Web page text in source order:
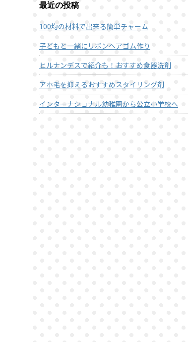
最近の投稿
100均の材料で出来る簡単チャーム
子どもと一緒にリボンヘアゴム作り
ヒルナンデスで紹介も！おすすめ食器洗剤
アホ毛を抑えるおすすめスタイリング剤
インターナショナル幼稚園から公立小学校へ